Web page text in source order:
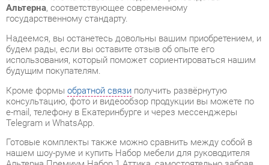
будущим покупателям.
консультацию, фото и видеообзор продукции вы можете по
e-mail, телефону в Екатеринбурге и через мессенджеры
Telegram и WhatsApp.
Готовые комплекты также можно сравнить между собой в
нашем шоу-руме и купить Набор мебели для руководителя
Альтерна Премиум Набор 1 Аттика, самостоятельно забрав
его с нашего центрального склада в г. Екатеринбург. Полный
список адресов и магазинов смотрите на странице
контактов